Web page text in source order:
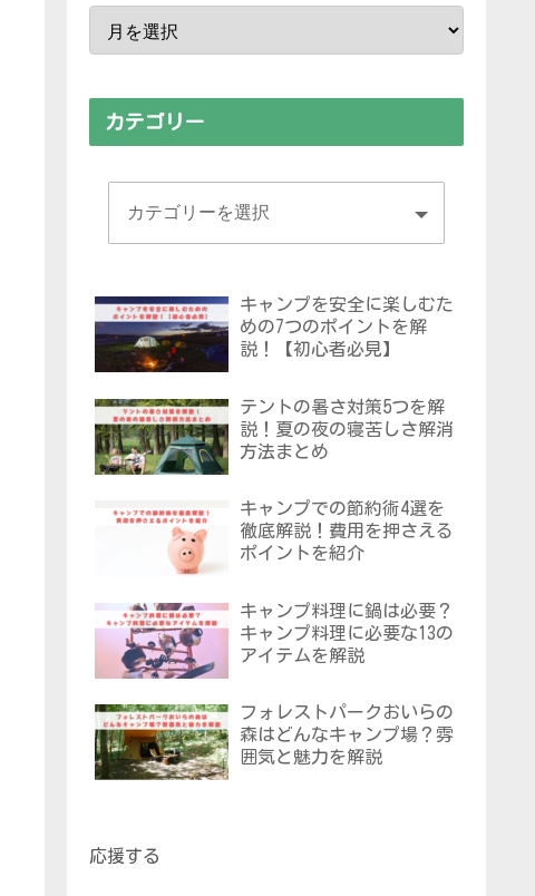
カテゴリー
キャンプを安全に楽しむた
めの7つのポイントを解
説！【初心者必見】
テントの暑さ対策5つを解
説！夏の夜の寝苦しさ解消
方法まとめ
キャンプでの節約術4選を
徹底解説！費用を押さえる
ポイントを紹介
キャンプ料理に鍋は必要？
キャンプ料理に必要な13の
アイテムを解説
フォレストパークおいらの
森はどんなキャンプ場？雰
囲気と魅力を解説
応援する